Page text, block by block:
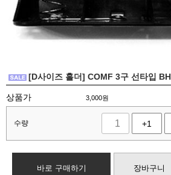
[D사이즈 홀더] COMF 3구 선타입
상품가 3,000원
수량 +1
바로 구매하기 장바구니